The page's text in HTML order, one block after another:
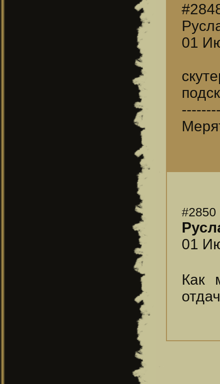
01
#2850
01
Как